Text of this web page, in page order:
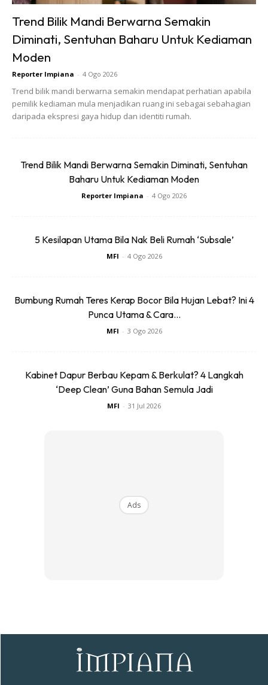
6. Penjagaaan
Buah perlu balut kalau tak nanti binatang tebuk, rosak.
Daun yang kering/rosak perlu buang, tinggalkan daun yang
elok sahaja.
Trend Bilik Mandi Berwarna Semakin
Diminati, Sentuhan Baharu Untuk Kediaman
Moden
Reporter Impiana - 4 Ogo 2026
Trend bilik mandi berwarna semakin mendapat perhatian apabila
pemilik kediaman mula menjadikan ruang ini sebagai sebahagian
daripada ekspresi gaya hidup dan identiti rumah.
Trend Bilik Mandi Berwarna Semakin Diminati, Sentuhan
Baharu Untuk Kediaman Moden
Reporter Impiana - 4 Ogo 2026
5 Kesilapan Utama Bila Nak Beli Rumah ‘Subsale’
MFI - 4 Ogo 2026
Bumbung Rumah Teres Kerap Bocor Bila Hujan Lebat? Ini 4
Punca Utama & Cara...
MFI - 3 Ogo 2026
Kabinet Dapur Berbau Kepam & Berkulat? 4 Langkah
‘Deep Clean’ Guna Bahan Semula Jadi
MFI - 31 Jul 2026
Ads